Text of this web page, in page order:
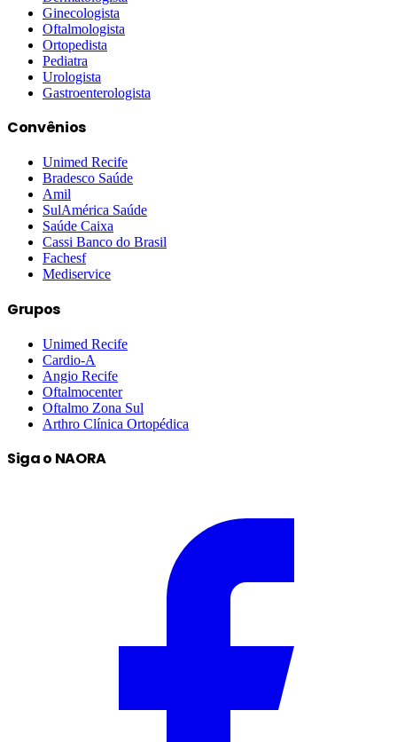
Ginecologista
Oftalmologista
Ortopedista
Pediatra
Urologista
Gastroenterologista
Convênios
Unimed Recife
Bradesco Saúde
Amil
SulAmérica Saúde
Saúde Caixa
Cassi Banco do Brasil
Fachesf
Mediservice
Grupos
Unimed Recife
Cardio-A
Angio Recife
Oftalmocenter
Oftalmo Zona Sul
Arthro Clínica Ortopédica
Siga o NAORA